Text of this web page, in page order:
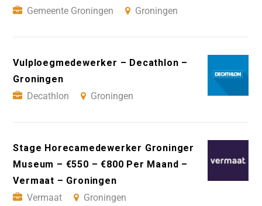
Gemeente Groningen
Groningen
Vulploegmedewerker – Decathlon –
Groningen
Decathlon
Groningen
Stage Horecamedewerker Groninger
Museum – €550 – €800 Per Maand –
Vermaat – Groningen
Vermaat
Groningen